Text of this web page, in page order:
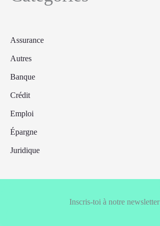
Assurance
Autres
Banque
Crédit
Emploi
Épargne
Juridique
Inscris-toi à notre newsletter